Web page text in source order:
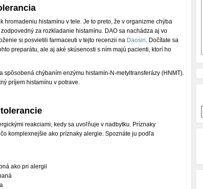
hromadeniu histamínu v tele. Je to preto, že v organizme chýba
za rozkladanie histamínu. DAO sa nachádza aj vo
si posvietili farmaceuti v tejto recenzii na Daosin. Dočítate sa
preparátu, ale aj aké skúsenosti s ním majú pacienti, ktorí ho
spôsobená chýbaním enzýmu histamín-N-metyltransferázy (HNMT).
príjem histamínu v potrave.
reakciami, kedy sa uvoľňuje v nadbytku. Príznaky
komplexnejšie ako príznaky alergie. Spoznáte ju podľa
ako pri alergii